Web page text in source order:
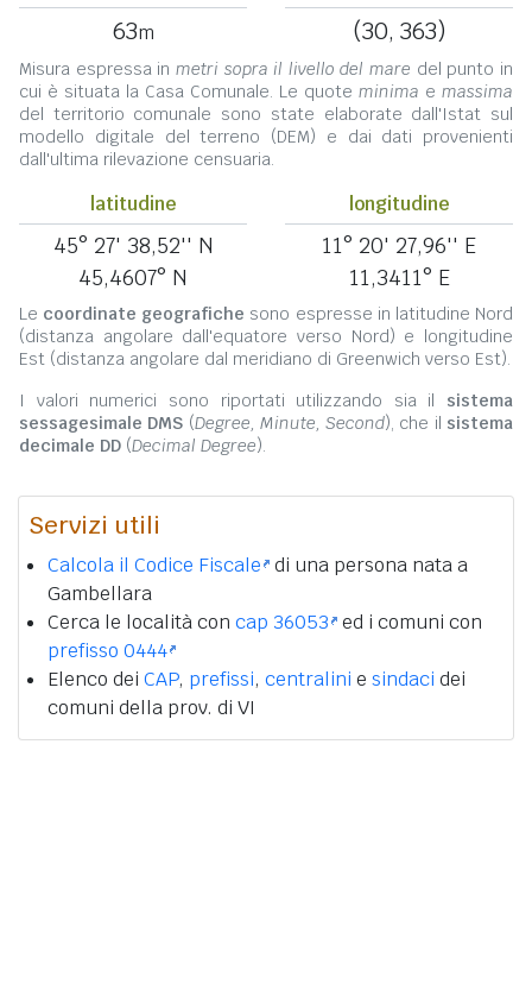
63m (30, 363)
Misura espressa in metri sopra il livello del mare del punto in
cui è situata la Casa Comunale. Le quote minima e massima
del territorio comunale sono state elaborate dall'Istat sul
modello digitale del terreno (DEM) e dai dati provenienti
dall'ultima rilevazione censuaria.
latitudine
45° 27' 38,52'' N
45,4607° N
longitudine
11° 20' 27,96'' E
11,3411° E
Le coordinate geografiche sono espresse in latitudine Nord
(distanza angolare dall'equatore verso Nord) e longitudine
Est (distanza angolare dal meridiano di Greenwich verso Est).
I valori numerici sono riportati utilizzando sia il sistema
sessagesimale DMS (Degree, Minute, Second), che il sistema
decimale DD (Decimal Degree).
Servizi utili
Calcola il Codice Fiscale di una persona nata a
Gambellara
Cerca le località con cap 36053 ed i comuni con
prefisso 0444
Elenco dei CAP, prefissi, centralini e sindaci dei
comuni della prov. di VI